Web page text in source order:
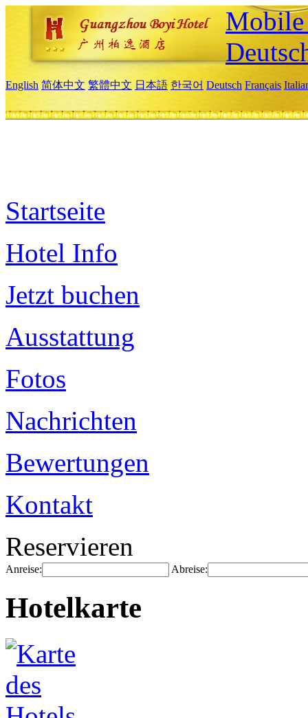
English 简体中文 繁體中文 日本語 한국어 Deutsch Français
Startseite
Hotel Info
Jetzt buchen
Ausstattung
Fotos
Nachrichten
Bewertungen
Kontakt
Reservieren
Anreise: Abreise:
Hotelkarte